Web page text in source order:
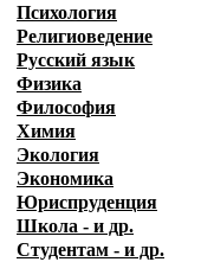
Психология
Религиоведение
Русский язык
Физика
Философия
Химия
Экология
Экономика
Юриспруденция
Школа - и др.
Студентам - и др.